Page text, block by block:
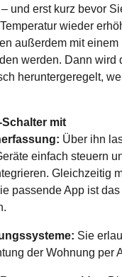
und erst kurz bevor
wieder
außerdem mit einem
werden. Dann wird
heruntergeregelt,
mit
Über ihn
einfach steuern
Gleichzeitig
passende App ist
Sie
der Wohnung per